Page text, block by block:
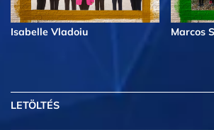
Isabelle Vladoiu Marcos
LETÖLTÉS